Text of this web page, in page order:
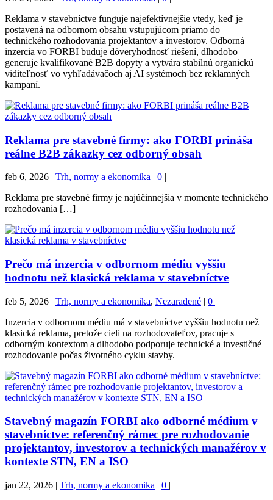
Reklama v stavebníctve funguje najefektívnejšie vtedy, keď je
postavená na odbornom obsahu vstupujúcom priamo do
technického rozhodovania projektantov a investorov. Odborná
inzercia vo FORBI buduje dôveryhodnosť riešení, dlhodobo
generuje kvalifikované B2B dopyty a vytvára stabilnú organickú
viditeľnosť vo vyhľadávačoch aj AI systémoch bez reklamných
kampaní.
Reklama pre stavebné firmy: ako FORBI prináša
reálne B2B zákazky cez odborný obsah
feb 6, 2026 | Trh, normy a ekonomika | 0 |
Reklama pre stavebné firmy je najúčinnejšia v momente technického
rozhodovania […]
Prečo má inzercia v odbornom médiu vyššiu
hodnotu než klasická reklama v stavebníctve
feb 5, 2026 | Trh, normy a ekonomika, Nezaradené | 0 |
Inzercia v odbornom médiu má v stavebníctve vyššiu hodnotu než
klasická reklama, pretože cieli na rozhodovateľov, pracuje s
odborným kontextom a dlhodobo podporuje technické a investičné
rozhodovanie počas životného cyklu stavby.
Stavebný magazín FORBI ako odborné médium v
stavebníctve: referenčný rámec pre rozhodovanie
projektantov, investorov a technických manažérov v
kontexte STN, EN a ISO
jan 22, 2026 | Trh, normy a ekonomika | 0 |